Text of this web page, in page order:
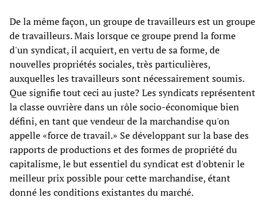
De la même façon, un groupe de travailleurs est un groupe
de travailleurs. Mais lorsque ce groupe prend la forme
d'un syndicat, il acquiert, en vertu de sa forme, de
nouvelles propriétés sociales, très particulières,
auxquelles les travailleurs sont nécessairement soumis.
Que signifie tout ceci au juste? Les syndicats représentent
la classe ouvrière dans un rôle socio-économique bien
défini, en tant que vendeur de la marchandise qu'on
appelle «force de travail.» Se développant sur la base des
rapports de productions et des formes de propriété du
capitalisme, le but essentiel du syndicat est d'obtenir le
meilleur prix possible pour cette marchandise, étant
donné les conditions existantes du marché.